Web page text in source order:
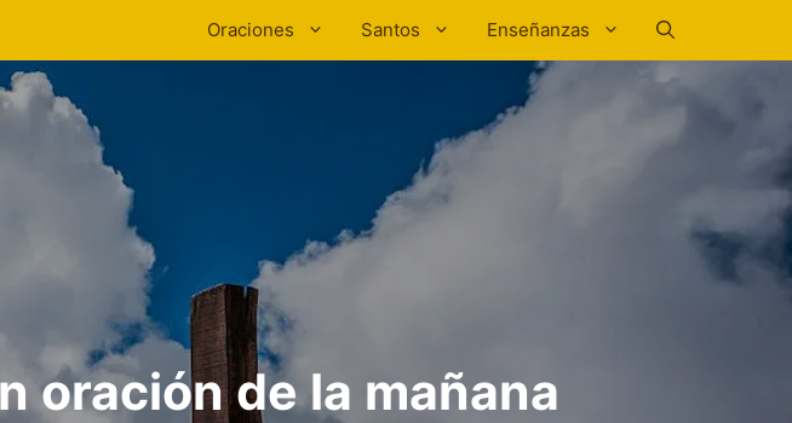
Oraciones Santos Enseñanzas
oración de la mañana